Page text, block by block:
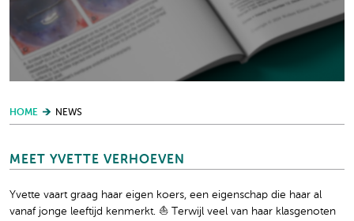
HOME NEWS
MEET YVETTE VERHOEVEN
Yvette vaart graag haar eigen koers, een eigenschap die haar al
vanaf jonge leeftijd kenmerkt. ⛵️ Terwijl veel van haar klasgenoten